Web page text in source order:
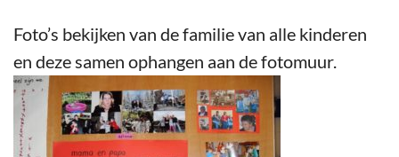
Foto’s bekijken van de familie van alle kinderen
en deze samen ophangen aan de fotomuur.